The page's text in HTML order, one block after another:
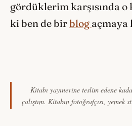
gördüklerim karşısında
ki ben de birblog açmaya
Kitabı yayınevine teslim edene
çalıştım. Kitabın fotoğrafçısı, yemek